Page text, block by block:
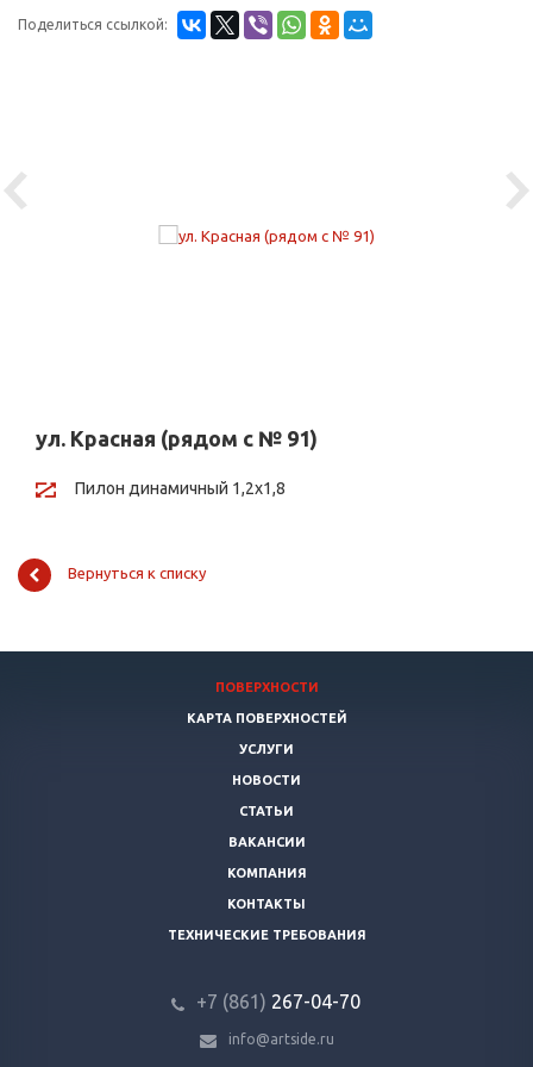
Поделиться ссылкой:
Previous
ул. Красная (рядом с № 91)
Пилон динамичный 1,2х1,8
Вернуться к списку
ПОВЕРХНОСТИ
КАРТА ПОВЕРХНОСТЕЙ
УСЛУГИ
НОВОСТИ
СТАТЬИ
ВАКАНСИИ
КОМПАНИЯ
КОНТАКТЫ
ТЕХНИЧЕСКИЕ ТРЕБОВАНИЯ
+7 (861) 267-04-70
info@artside.ru